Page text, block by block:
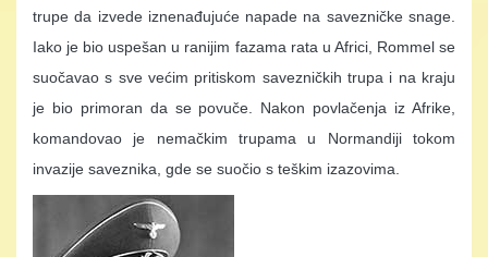
trupe da izvede iznenađujuće napade na savezničke snage.
Iako je bio uspešan u ranijim fazama rata u Africi, Rommel se
suočavao s sve većim pritiskom savezničkih trupa i na kraju
je bio primoran da se povuče. Nakon povlačenja iz Afrike,
komandovao je nemačkim trupama u Normandiji tokom
invazije saveznika, gde se suočio s teškim izazovima.